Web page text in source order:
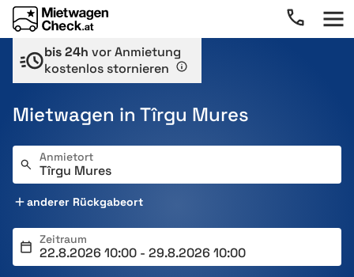
bis 24h vor Anmietung
kostenlos stornieren
Mietwagen in Tîrgu Mures
Anmietort
anderer Rückgabeort
Zeitraum